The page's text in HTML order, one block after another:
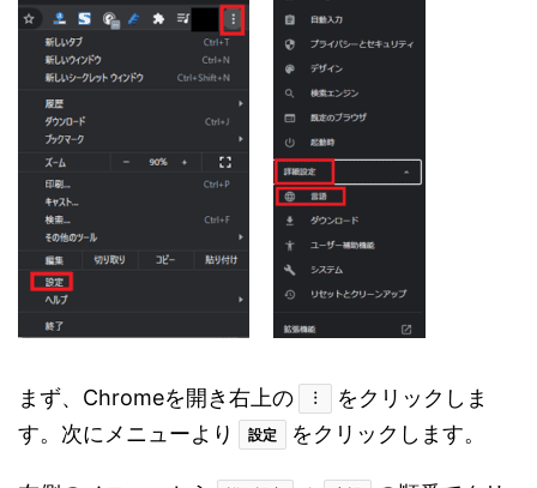
まず、Chromeを開き右上の ︙
をクリックしま
す。次にメニューより
設定 をクリックします。